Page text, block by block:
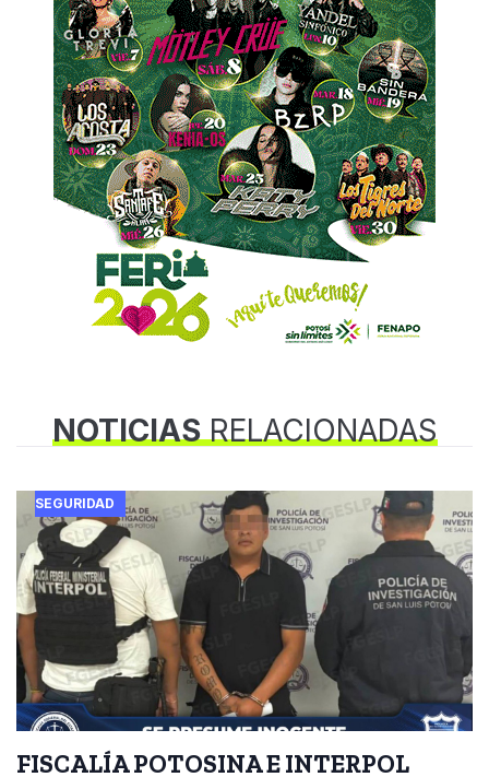
NOTICIASRELACIONADAS
SEGURIDAD
FISCALÍA POTOSINA E INTERPOL